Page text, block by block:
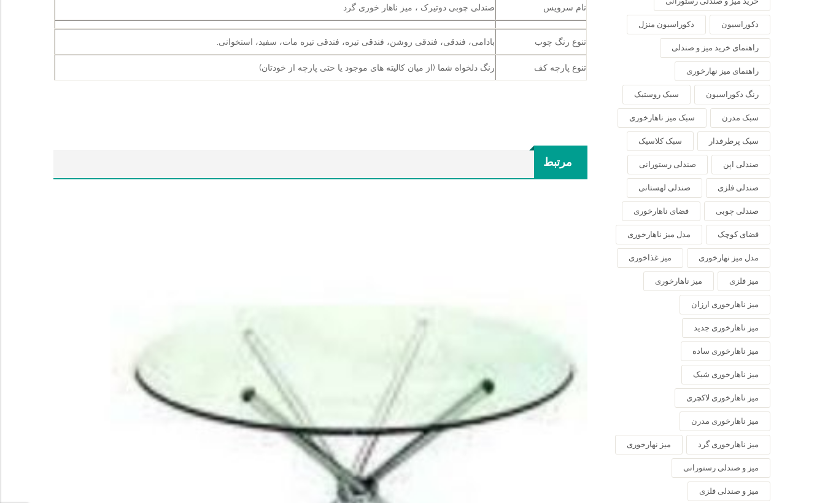
نام سرویس صندلی چوبی دوتیرک ، میز ناهار خوری گرد
تنوع رنگ چوب بادامی، فندقی، فندقی روشن، فندقی تیره، فندقی تیره مات، سفید، استخوانی.
تنوع پارچه کف رنگ دلخواه شما (از میان کالیته های موجود یا حتی پارچه از خودتان)
مرتبط
دکوراسیون دکوراسیون منزل
راهنمای خرید میز و صندلی
راهنمای میز نهارخوری
رنگ دکوراسیون سبک روستیک
سبک مدرن سبک میز ناهارخوری
سبک پرطرفدار سبک کلاسیک
صندلی اپن صندلی رستورانی
صندلی فلزی صندلی لهستانی
صندلی چوبی فضای ناهارخوری
فضای کوچک مدل میز ناهارخوری
مدل میز نهارخوری میز غذاخوری
میز فلزی میز ناهارخوری
میز ناهارخوری ارزان
میز ناهارخوری جدید
میز ناهارخوری ساده
میز ناهارخوری شیک
میز ناهارخوری لاکچری
میز ناهارخوری مدرن
میز ناهارخوری گرد میز نهارخوری
میز و صندلی رستورانی
میز و صندلی فلزی